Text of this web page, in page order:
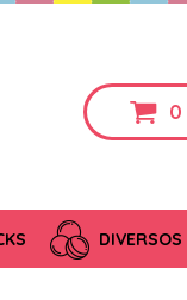
0
DIVERSOS